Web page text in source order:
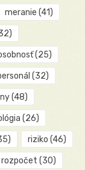
meranie (41)
(25)
(32)
(48)
(26)
riziko (46)
rozpočet (30)